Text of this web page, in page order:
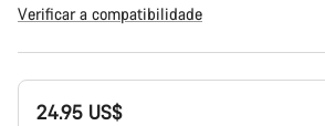
Verificar a compatibilidade
Configuração
24.95 US$